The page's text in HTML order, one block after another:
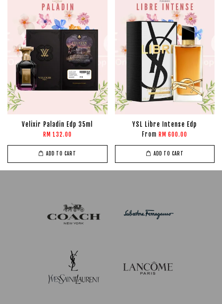
Velixir Paladin Edp 35ml
RM 132.00
ADD TO CART
YSL Libre Intense Edp
From RM 600.00
ADD TO CART